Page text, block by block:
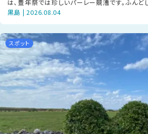
は、豊年祭では珍しいパーレー競漕です。ふんど
が浜から船へ向けて全力で駆け
黒島 | 2026.08.04
スポット